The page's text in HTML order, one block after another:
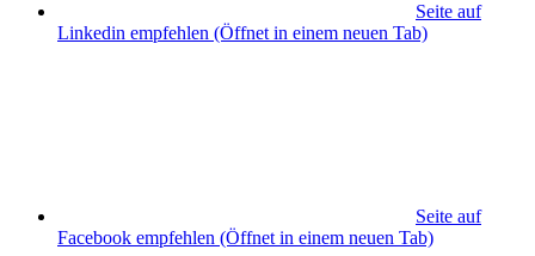
Seite auf
Linkedin empfehlen (Öffnet in einem neuen Tab)
Seite auf
Facebook empfehlen (Öffnet in einem neuen Tab)